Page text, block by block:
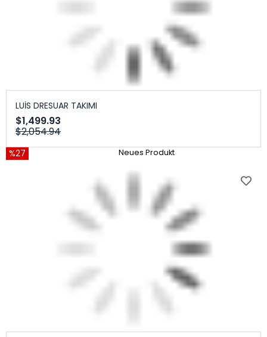
LUİS DRESUAR TAKIMI
$1,499.93
$2,054.94
%27 Neues Produkt